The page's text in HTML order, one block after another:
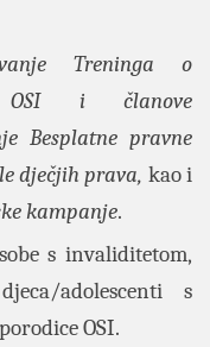
Treninga o
OSI i članove
Besplatne pravne
dječjih prava, kao i
kampanje.
s invaliditetom,
adolescenti s
OSI.